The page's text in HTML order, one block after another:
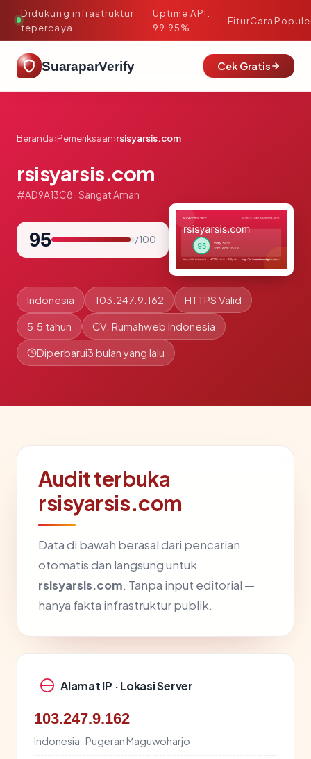
Didukung infrastruktur
tepercaya
·
Uptime API:
99.95%
FiturCara
SuaraparVerify Cek Gratis
Beranda›Pemeriksaan›rsisyarsis.com
rsisyarsis.com
#AD9A13C8 · Sangat Aman
95 / 100
Indonesia 103.247.9.162 HTTPS Valid
5.5 tahun CV. Rumahweb Indonesia
Diperbarui3 bulan yang lalu
Audit terbuka
rsisyarsis.com
Data di bawah berasal dari pencarian
otomatis dan langsung untuk
rsisyarsis.com. Tanpa input editorial —
hanya fakta infrastruktur publik.
Alamat IP · Lokasi Server
103.247.9.162
Indonesia · Pugeran Maguwoharjo